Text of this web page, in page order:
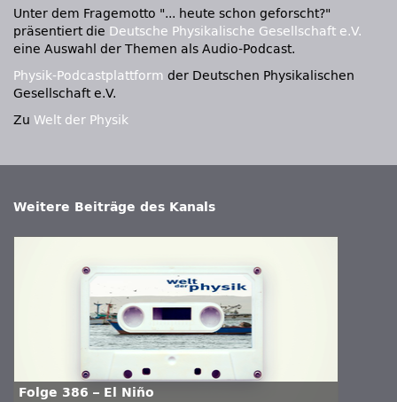
Unter dem Fragemotto
... heute schon geforscht?
präsentiert die Deutsche Physikalische Gesellschaft e.V.
eine Auswahl der Themen als Audio-Podcast.
Physik-Podcastplattform der Deutschen Physikalischen
Gesellschaft e.V.
Zu Welt der Physik
Weitere Beiträge des Kanals
Folge 386 – El Niño